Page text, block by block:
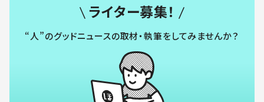
ライター募集！
“人”のグッドニュースの取材・執筆をしてみませんか？